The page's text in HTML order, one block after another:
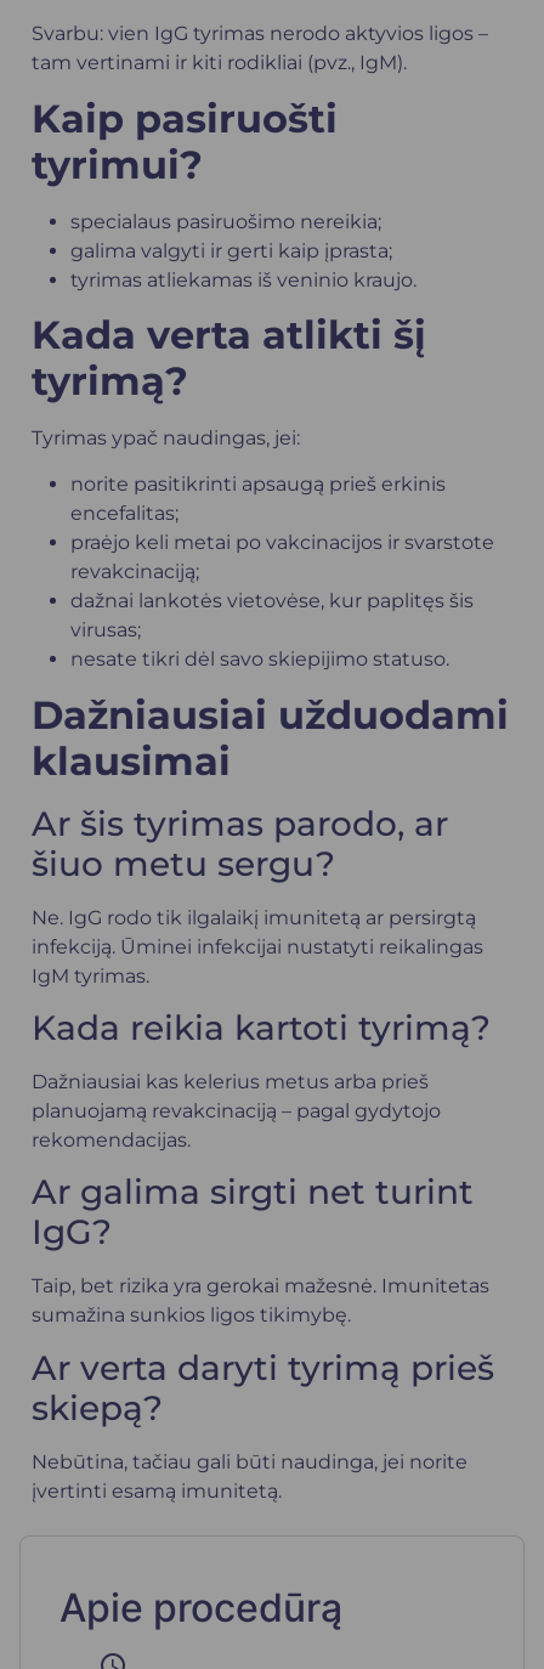
Svarbu: vien IgG tyrimas nerodo aktyvios ligos –
tam vertinami ir kiti rodikliai (pvz., IgM).
Kaip pasiruošti
tyrimui?
specialaus pasiruošimo nereikia;
galima valgyti ir gerti kaip įprasta;
tyrimas atliekamas iš veninio kraujo.
Kada verta atlikti šį
tyrimą?
Tyrimas ypač naudingas, jei:
norite pasitikrinti apsaugą prieš erkinis
encefalitas;
praėjo keli metai po vakcinacijos ir svarstote
revakcinaciją;
dažnai lankotės vietovėse, kur paplitęs šis
virusas;
nesate tikri dėl savo skiepijimo statuso.
Dažniausiai užduodami
klausimai
Ar šis tyrimas parodo, ar
šiuo metu sergu?
Ne. IgG rodo tik ilgalaikį imunitetą ar persirgtą
infekciją. Ūminei infekcijai nustatyti reikalingas
IgM tyrimas.
Kada reikia kartoti tyrimą?
Dažniausiai kas kelerius metus arba prieš
planuojamą revakcinaciją – pagal gydytojo
rekomendacijas.
Ar galima sirgti net turint
IgG?
Taip, bet rizika yra gerokai mažesnė. Imunitetas
sumažina sunkios ligos tikimybę.
Ar verta daryti tyrimą prieš
skiepą?
Nebūtina, tačiau gali būti naudinga, jei norite
įvertinti esamą imunitetą.
Apie procedūrą